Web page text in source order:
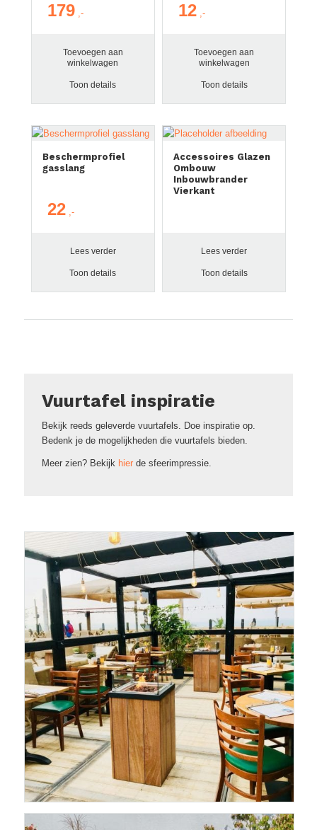
179
Toevoegen aan
winkelwagen
Toon details
12
Toevoegen aan
winkelwagen
Toon details
Beschermprofiel
gasslang
22
Lees verder
Toon details
Accessoires Glazen
Ombouw
Inbouwbrander
Vierkant
Lees verder
Toon details
Vuurtafel inspiratie
Bekijk reeds geleverde vuurtafels. Doe inspiratie op.
Bedenk je de mogelijkheden die vuurtafels bieden.
Meer zien? Bekijk hierde sfeerimpressie.